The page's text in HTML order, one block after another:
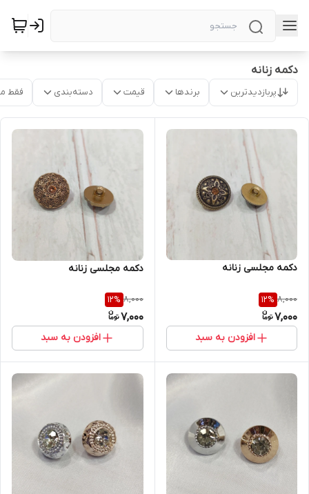
دکمه زنانه
پربازدیدترین برندها قیمت دسته‌بندی فقط
دکمه مجلسی زنانه
8,000
12%
7,000
افزودن به سبد
دکمه مجلسی زنانه
8,000
12%
7,000
افزودن به سبد